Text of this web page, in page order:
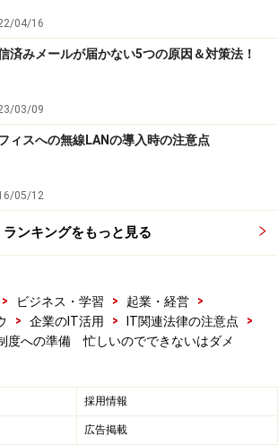
ンバー通知カードと運転免許証、パス
どを会社に持ってきてもらって本人確
控除の場合は従業員が代理人となって
い扶養者のマイナンバーを会社に通知
。
変な会社があります。セミナーやイベ
いる会社では外部講師に法定調書（源
書）を発行しますので、講師のマイナ
ります。遠方から講師を呼んでいる場
うです。
の質問と答えを登録してもらって答え
確認を行うシステムにしなければなり
04/16
済みメールが届かない5つの原因＆対策法！
03/09
ィスへの無線LANの導入時の注意点
05/12
ランキングをもっと見る
> ビジネス・学習 > 起業・経営
>
> 企業のIT活用 > IT関連法律の注意点
>
度への準備 忙しいのでできないはダメ
採用情報
広告掲載